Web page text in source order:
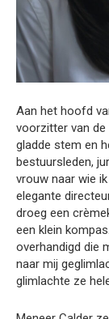
Aan het hoofd
voorzitter van de
gladde stem en
bestuursleden,
vrouw naar wie
elegante
droeg een
een klein
overhandigd die
naar mij
glimlachte ze